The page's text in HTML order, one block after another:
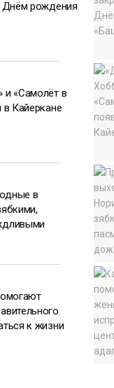
Днём рождения
и «Самолёт в
в Кайеркане
в
к жизни